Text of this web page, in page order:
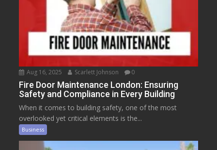
Aug 16, 2025 Scarlett Johnson 0
Fire Door Maintenance London: Ensuring
Safety and Compliance in Every Building
When it comes to building safety, one of the most
overlooked yet critical elements is the...
Business